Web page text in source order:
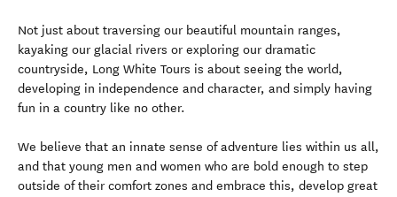
Not just about traversing our beautiful mountain ranges,
kayaking our glacial rivers or exploring our dramatic
countryside, Long White Tours is about seeing the world,
developing in independence and character, and simply having
fun in a country like no other.
We believe that an innate sense of adventure lies within us all,
and that young men and women who are bold enough to step
outside of their comfort zones and embrace this, develop great